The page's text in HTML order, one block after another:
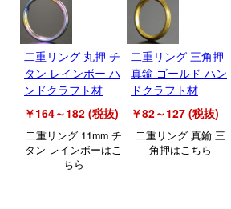
二重リング 丸押 チ
タン レインボー ハ
ンドクラフト材
￥164～182 (税抜)
二重リング 11mm チ
タン レインボーはこ
ちら
二重リング 三角押
真鍮 ゴールド ハン
ドクラフト材
￥82～127 (税抜)
二重リング 真鍮 三
角押はこちら